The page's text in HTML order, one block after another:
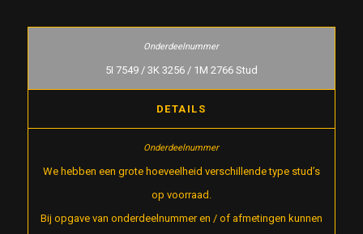
5I 7549 / 3K 3256 / 1M 2766 Stud
DETAILS
We hebben een grote hoeveelheid verschillende type stud’s
op voorraad.
Bij opgave van onderdeelnummer en / of afmetingen kunnen